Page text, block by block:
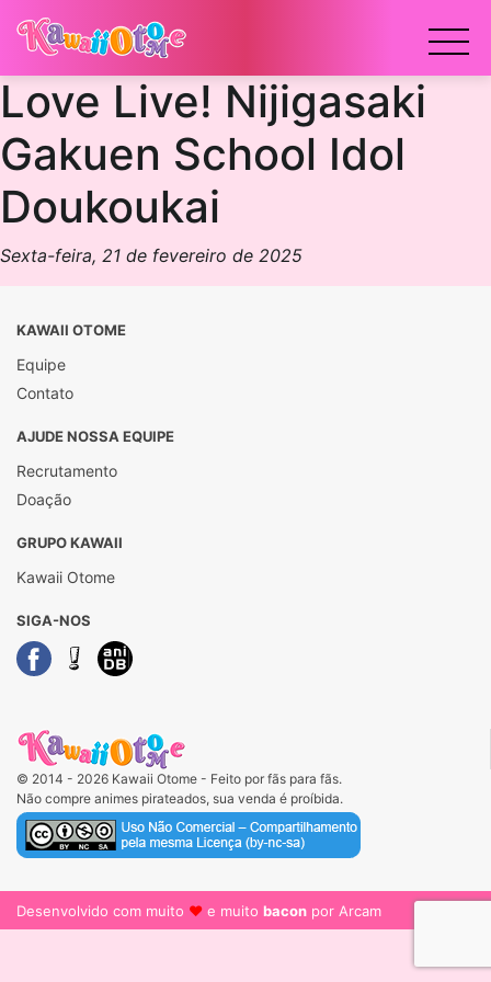
x
Love Live! Nijigasaki
Gakuen School Idol
Doukoukai
Sexta-feira, 21 de fevereiro de 2025
KAWAII OTOME
Equipe
Contato
AJUDE NOSSA EQUIPE
Recrutamento
Doação
GRUPO KAWAII
Kawaii Otome
SIGA-NOS
© 2014 - 2026 Kawaii Otome - Feito por fãs para fãs.
Não compre animes pirateados, sua venda é proíbida.
Desenvolvido com muito ♥ e muito bacon por Arcam